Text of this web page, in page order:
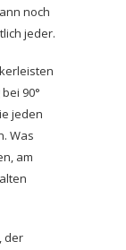
noch
jeder.
90°
jeden
Was
am
der